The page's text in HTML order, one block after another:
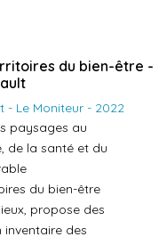
du bien-être -
- Le Moniteur - 2022
paysages au
de la santé et du
du bien-être
propose des
inventaire des